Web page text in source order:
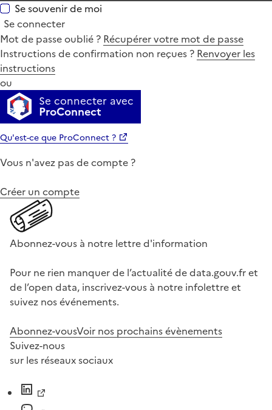
Se souvenir de moi
Se connecter
Mot de passe oublié ? Récupérer votre mot de passe
Instructions de confirmation non reçues ? Renvoyer les
instructions
ou
Se connecter avec
ProConnect
Qu'est-ce que ProConnect ?
Vous n'avez pas de compte ?
Créer un compte
Abonnez-vous à notre lettre d'information
Pour ne rien manquer de l’actualité de data.gouv.fr et
de l’open data, inscrivez-vous à notre infolettre et
suivez nos événements.
Abonnez-vousVoir nos prochains évènements
Suivez-nous
sur les réseaux sociaux